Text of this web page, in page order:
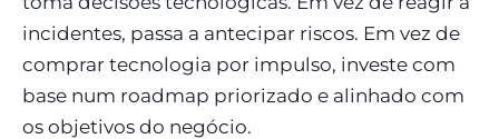
incidentes, passa a antecipar riscos. Em vez de
comprar tecnologia por impulso, investe com
base num roadmap priorizado e alinhado com
os objetivos do negócio.